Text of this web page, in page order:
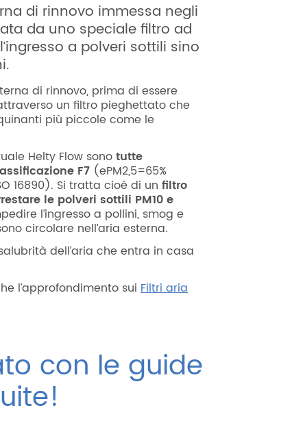
di rinnovo immessa negli
da uno speciale filtro ad
a polveri sottili sino
di rinnovo, prima di essere
un filtro pieghettato che
più piccole come le
Helty Flow sonotutte
F7 (ePM2,5=65%
16890). Si tratta cioè di un filtro
le polveri sottili PM10 e
l’ingresso a pollini, smog e
circolare nell’aria esterna.
dell’aria che entra in casa
l’approfondimento sui Filtri aria
con le guide